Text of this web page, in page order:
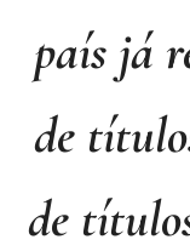
país já
de
de